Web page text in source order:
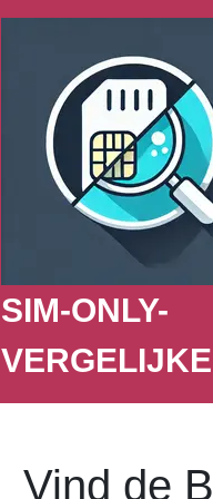
SIM-ONLY-
Vind de